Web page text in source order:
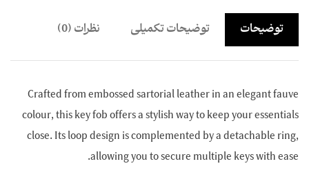
توضیحات توضیحات تکمیلی نظرات (0)
Crafted from embossed sartorial leather in an elegant fauve
colour, this key fob offers a stylish way to keep your essentials
close. Its loop design is complemented by a detachable ring,
allowing you to secure multiple keys with ease.